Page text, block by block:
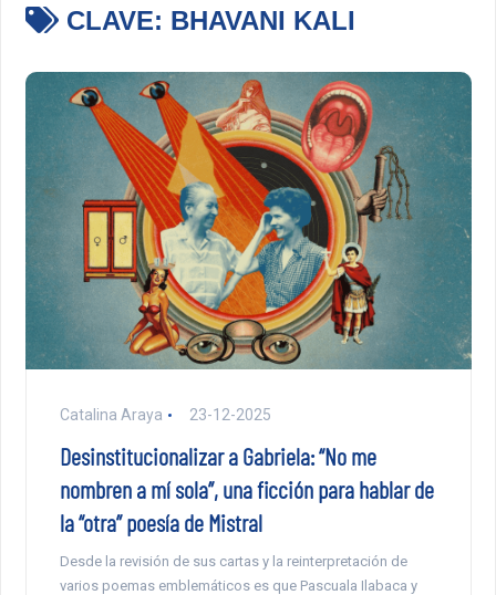
CLAVE: BHAVANI KALI
Catalina Araya 23-12-2025
Desinstitucionalizar a Gabriela: “No me
nombren a mí sola”, una ficción para hablar de
la “otra” poesía de Mistral
Desde la revisión de sus cartas y la reinterpretación de
varios poemas emblemáticos es que Pascuala Ilabaca y